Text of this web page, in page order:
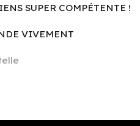
SUPER COMPÉTENTE !
VIVEMENT